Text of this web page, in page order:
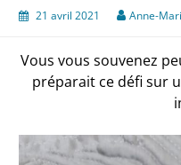
21 avril 2021 Anne-
Vous vous souvenez
préparait ce défi sur